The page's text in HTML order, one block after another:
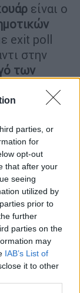
parties, or
for
opt-out
that after your
seeing
utilized by
prior to
further
parties on the
may
IAB’s List of
it to other
είναι ο
exit poll
στην
των
,
poll.